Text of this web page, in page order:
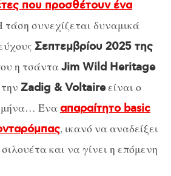
που προσθέτουν ένα
τάση συνεχίζεται δυναμικά
Σεπτεμβρίου 2025 της
η τσάνταJim Wild Heritage
Zadig & Voltaireείναι ο
μήνα… Ένααπαραίτητο basic
, ικανό να αναδείξει
και να γίνει η επόμενη